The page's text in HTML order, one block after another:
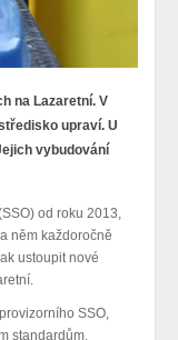
na Lazaretní. V
upraví. U
vybudování
od roku 2013,
něm každoročně
ustoupit nové
SSO,
standardům.